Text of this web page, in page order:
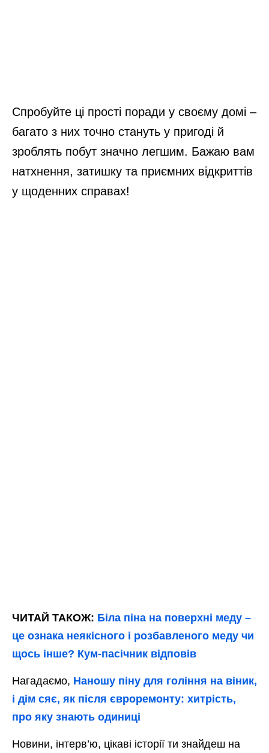
Спробуйте ці прості поради у своєму домі –
багато з них точно стануть у пригоді й
зроблять побут значно легшим. Бажаю вам
натхнення, затишку та приємних відкриттів
у щоденних справах!
ЧИТАЙ ТАКОЖ: Біла піна на поверхні меду –
це ознака неякісного і розбавленого меду чи
щось інше? Кум-пасічник відповів
Нагадаємо, Наношу піну для гоління на віник,
і дім сяє, як після євроремонту: хитрість,
про яку знають одиниці
Новини, інтерв’ю, цікаві історії ти знайдеш на